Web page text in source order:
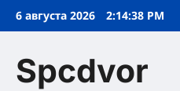
Перейти
6 августа 2026 2:14:39 PM
Spcdvor